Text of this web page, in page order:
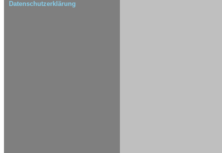
Datenschutzerklärung